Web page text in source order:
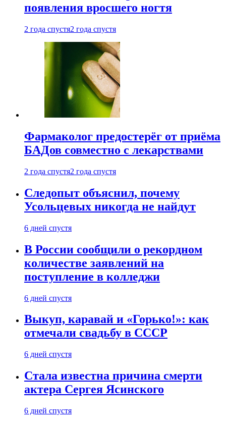
появления вросшего ногтя
2 года спустя2 года спустя
Фармаколог предостерёг от приёма
БАДов совместно с лекарствами
2 года спустя2 года спустя
Следопыт объяснил, почему
Усольцевых никогда не найдут
6 дней спустя
В России сообщили о рекордном
количестве заявлений на
поступление в колледжи
6 дней спустя
Выкуп, каравай и «Горько!»: как
отмечали свадьбу в СССР
6 дней спустя
Стала известна причина смерти
актера Сергея Ясинского
6 дней спустя